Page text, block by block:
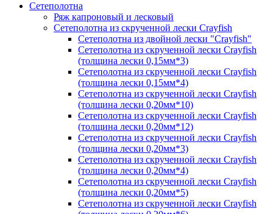
Сетеполотна
Ряж капроновый и лесковый
Сетеполотна из скрученной лески Crayfish
Сетеполотна из двойной лески "Crayfish"
Сетеполотна из скрученной лески Crayfish
(толщина лески 0,15мм*3)
Сетеполотна из скрученной лески Crayfish
(толщина лески 0,15мм*4)
Сетеполотна из скрученной лески Crayfish
(толщина лески 0,20мм*10)
Сетеполотна из скрученной лески Crayfish
(толщина лески 0,20мм*12)
Сетеполотна из скрученной лески Crayfish
(толщина лески 0,20мм*3)
Сетеполотна из скрученной лески Crayfish
(толщина лески 0,20мм*4)
Сетеполотна из скрученной лески Crayfish
(толщина лески 0,20мм*5)
Сетеполотна из скрученной лески Crayfish